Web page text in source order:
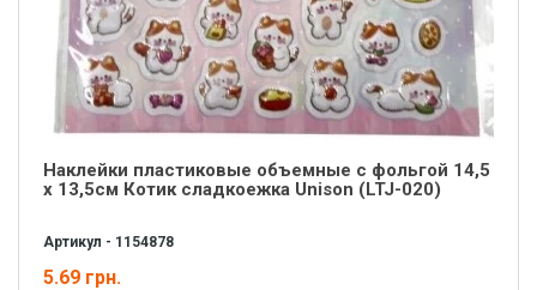
Наклейки пластиковые объемные с фольгой 14,5
х 13,5см Котик сладкоежка Unison (LTJ-020)
Артикул - 1154878
5.69 грн.